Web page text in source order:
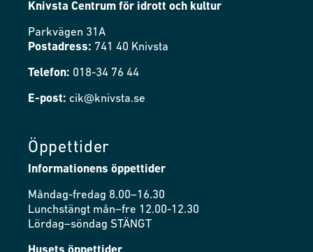
Knivsta Centrum för idrott och kultur
Parkvägen 31A
Postadress: 741 40 Knivsta
Telefon: 018-34 76 44
E-post: cik@knivsta.se
Öppettider
Informationens öppettider
Måndag-fredag 8.00–16.30
Lunchstängt mån–fre 12.00-12.30
Lördag–söndag STÄNGT